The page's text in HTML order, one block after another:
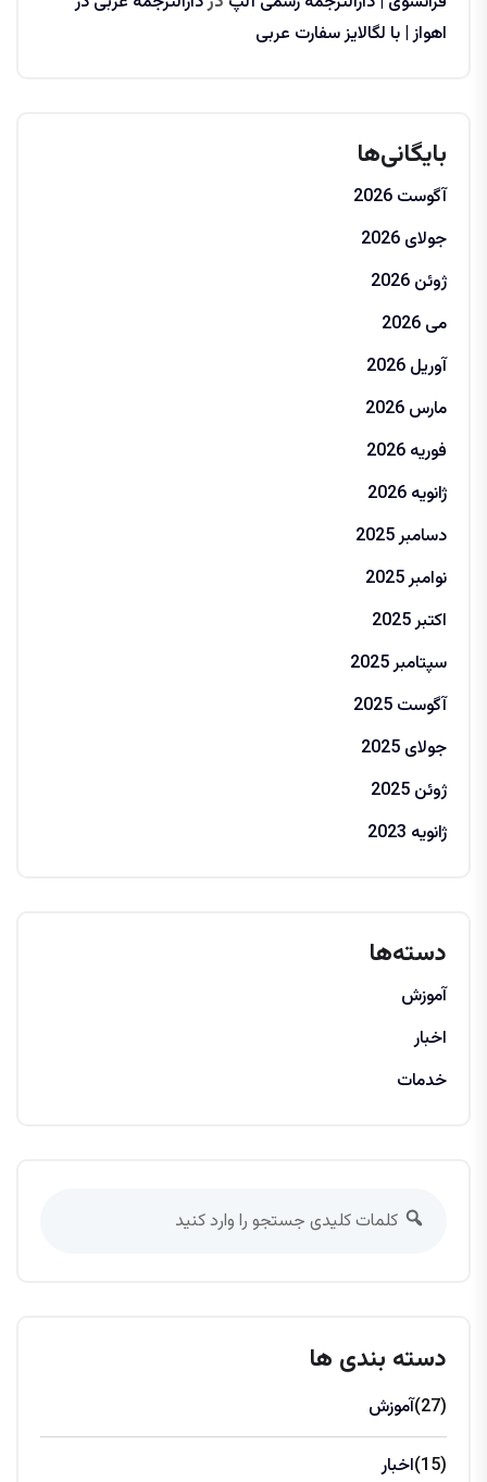
اهواز | با لگالایز سفارت عربی
بایگانی‌ها
آگوست 2026
جولای 2026
ژوئن 2026
می 2026
آوریل 2026
مارس 2026
فوریه 2026
ژانویه 2026
دسامبر 2025
نوامبر 2025
اکتبر 2025
سپتامبر 2025
آگوست 2025
جولای 2025
ژوئن 2025
ژانویه 2023
دسته‌ها
آموزش
اخبار
خدمات
دسته بندی ها
آموزش (27)
اخبار (15)